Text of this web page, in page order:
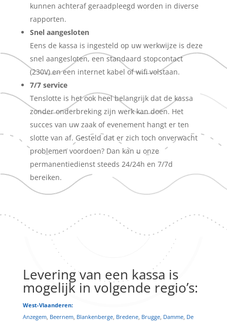
kunnen achteraf geraadpleegd worden in diverse
rapporten.
Snel aangesloten
Eens de kassa is ingesteld op uw werkwijze is deze
snel aangesloten, een standaard stopcontact
(230V) en een internet kabel of wifi volstaan.
7/7 service
Tenslotte is het ook heel belangrijk dat de kassa
zonder onderbreking zijn werk kan doen. Het
succes van uw zaak of evenement hangt er ten
slotte van af. Gesteld dat er zich toch onverwacht
problemen voordoen? Dan kan u onze
permanentiedienst steeds 24/24h en 7/7d
bereiken.
Levering van een kassa is
mogelijk in volgende regio’s:
West-Vlaanderen:
Anzegem, Beernem, Blankenberge, Bredene, Brugge, Damme, De